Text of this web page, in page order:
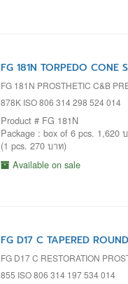
FG 181N TORPEDO
FG 181N PROSTHETIC C&B
878K ISO 806 314 298 524 014
Product # FG 181N
Package : box of 6 pcs. 1,620
(1 pcs. 270 บาท)
Available on sale
FG D17 C TAPERED
FG D17 C RESTORATION
855 ISO 806 314 197 534 014